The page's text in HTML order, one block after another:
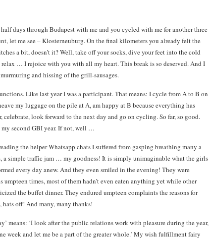
days through Budapest with me and you cycled with me for another three
let me see – Klosterneuburg. On the final kilometers you already felt the
a bit, doesn’t it? Well, take off your socks, dive your feet into the cold
… I rejoice with you with all my heart. This break is so deserved. And I
and hissing of the grill-sausages.
Like last year I was a participant. That means: I cycle from A to B on
my luggage on the pile at A, am happy at B because everything has
look forward to the next day and go on cycling. So far, so good.
second GBI year. If not, well …
the helper Whatsapp chats I suffered from gasping breathing many a
a simple traffic jam … my goodness! It is simply unimaginable what the girls
every day anew. And they even smiled in the evening! They were
umpteen times, most of them hadn’t even eaten anything yet while other
the buffet dinner. They endured umpteen complaints the reasons for
off! And many, many thanks!
means: ‘I look after the public relations work with pleasure during the year,
week and let me be a part of the greater whole.’ My wish fulfillment fairy